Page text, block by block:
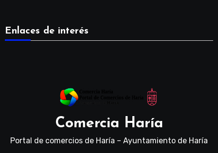
Enlaces de interés
Comercia Haría
Portal de comercios de Haría – Ayuntamiento de Haría